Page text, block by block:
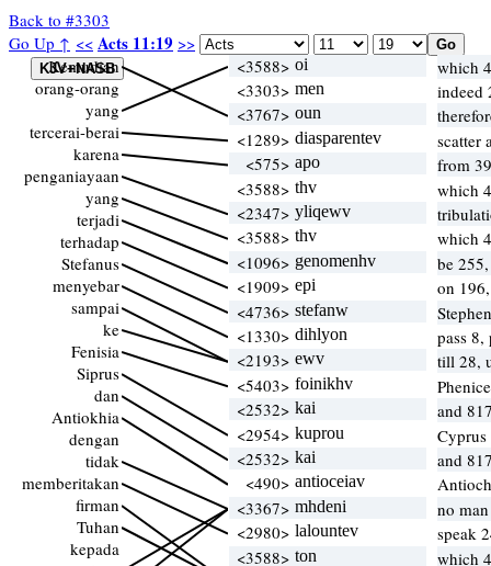
Back to #3303
Go Up ↑ << Acts 11:19 >>
Kemudian
orang-orang
yang
tercerai-berai
karena
penganiayaan
yang
terjadi
terhadap
Stefanus
menyebar
sampai
ke
Fenisia
Siprus
dan
Antiokhia
dengan
tidak
memberitakan
firman
Tuhan
kepada
<3588> oi
which
<3303> men
indeed
<3767> oun
<1289> diasparentev
scatter
<575> apo
from
<3588> thv
which
<2347> yliqewv
<3588> thv
which
<1096> genomenhv
be
<1909> epi
on
<4736> stefanw
<1330> dihlyon
pass
<2193> ewv
till 28,
<5403> foinikhv
<2532> kai
and
<2954> kuprou
<2532> kai
and
<490> antioceiav
<3367> mhdeni
no
<2980> lalountev
speak
<3588> ton
which